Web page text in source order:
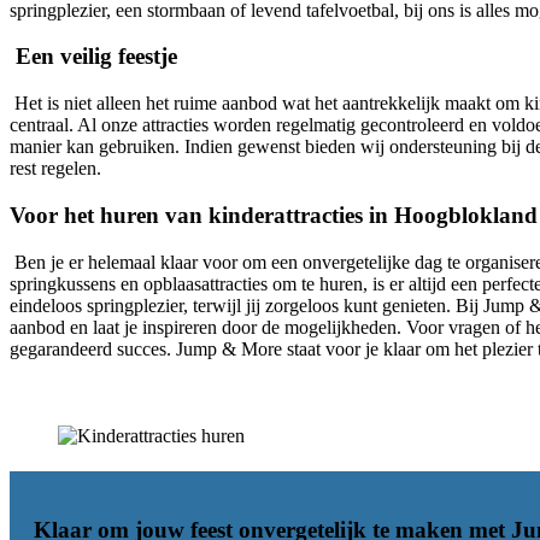
springplezier, een stormbaan of levend tafelvoetbal, bij ons is alles
Een veilig feestje
Het is niet alleen het ruime aanbod wat het aantrekkelijk maakt
centraal. Al onze attracties worden regelmatig gecontroleerd en
manier kan gebruiken. Indien gewenst bieden wij ondersteuning bij
rest regelen.
Voor het huren van kinderattracties in
Ben je er helemaal klaar voor om een onvergetelijke dag te
springkussens en opblaasattracties om te huren, is er altijd een
eindeloos springplezier, terwijl jij zorgeloos kunt genieten. Bij Jump
aanbod en laat je inspireren door de mogelijkheden. Voor vragen of
gegarandeerd succes. Jump & More staat voor je klaar om het plezier
Klaar om jouw feest onvergetelijk te maken met